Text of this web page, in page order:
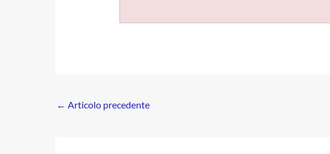
← Articolo precedente